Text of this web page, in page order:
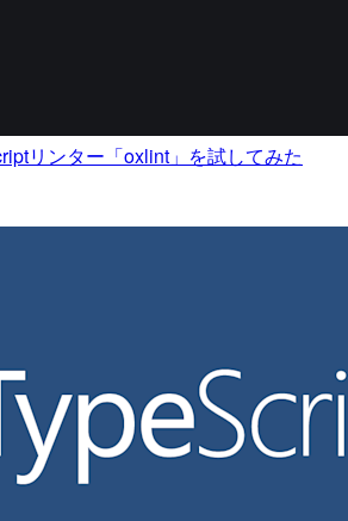
リンター「oxlint」を試してみた